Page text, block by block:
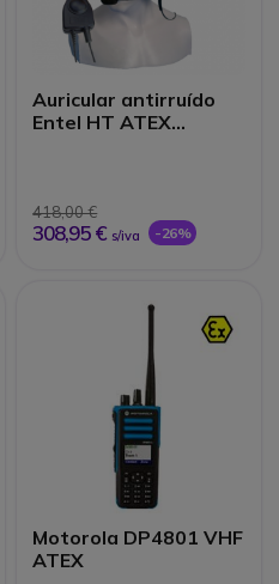
Auricular antirruído
Entel HT ATEX
418,00 €
308,95 € s/iva -26%
Motorola DP4801 VHF
ATEX